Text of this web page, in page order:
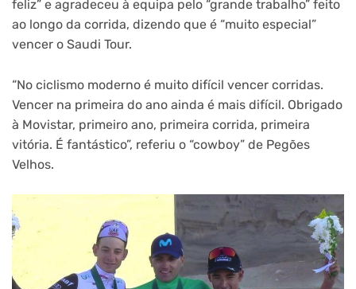
feliz” e agradeceu à equipa pelo “grande trabalho” feito
ao longo da corrida, dizendo que é “muito especial”
vencer o Saudi Tour.
“No ciclismo moderno é muito difícil vencer corridas.
Vencer na primeira do ano ainda é mais difícil. Obrigado
à Movistar, primeiro ano, primeira corrida, primeira
vitória. É fantástico”, referiu o “cowboy” de Pegões
Velhos.